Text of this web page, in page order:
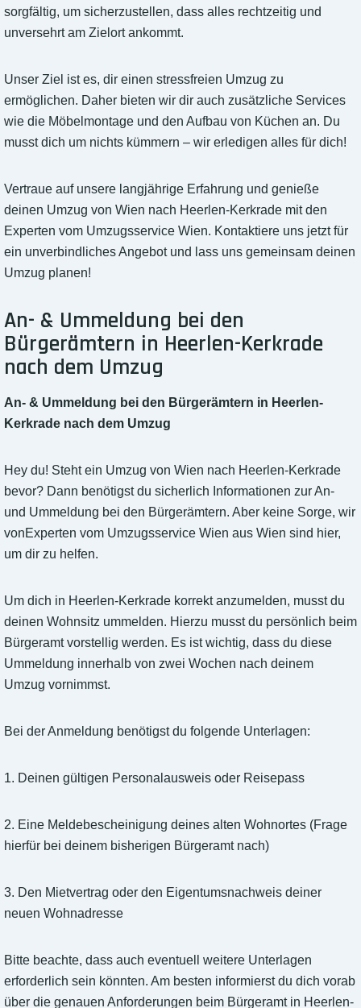
sorgfältig, um sicherzustellen, dass alles rechtzeitig und
unversehrt am Zielort ankommt.
Unser Ziel ist es, dir einen stressfreien Umzug zu
ermöglichen. Daher bieten wir dir auch zusätzliche Services
wie die Möbelmontage und den Aufbau von Küchen an. Du
musst dich um nichts kümmern – wir erledigen alles für dich!
Vertraue auf unsere langjährige Erfahrung und genieße
deinen Umzug von Wien nach Heerlen-Kerkrade mit den
Experten vom Umzugsservice Wien. Kontaktiere uns jetzt für
ein unverbindliches Angebot und lass uns gemeinsam deinen
Umzug planen!
An- & Ummeldung bei den
Bürgerämtern in Heerlen-Kerkrade
nach dem Umzug
An- & Ummeldung bei den Bürgerämtern in Heerlen-
Kerkrade nach dem Umzug
Hey du! Steht ein Umzug von Wien nach Heerlen-Kerkrade
bevor? Dann benötigst du sicherlich Informationen zur An-
und Ummeldung bei den Bürgerämtern. Aber keine Sorge, wir
vonExperten vom Umzugsservice Wien aus Wien sind hier,
um dir zu helfen.
Um dich in Heerlen-Kerkrade korrekt anzumelden, musst du
deinen Wohnsitz ummelden. Hierzu musst du persönlich beim
Bürgeramt vorstellig werden. Es ist wichtig, dass du diese
Ummeldung innerhalb von zwei Wochen nach deinem
Umzug vornimmst.
Bei der Anmeldung benötigst du folgende Unterlagen:
1. Deinen gültigen Personalausweis oder Reisepass
2. Eine Meldebescheinigung deines alten Wohnortes (Frage
hierfür bei deinem bisherigen Bürgeramt nach)
3. Den Mietvertrag oder den Eigentumsnachweis deiner
neuen Wohnadresse
Bitte beachte, dass auch eventuell weitere Unterlagen
erforderlich sein könnten. Am besten informierst du dich vorab
über die genauen Anforderungen beim Bürgeramt in Heerlen-